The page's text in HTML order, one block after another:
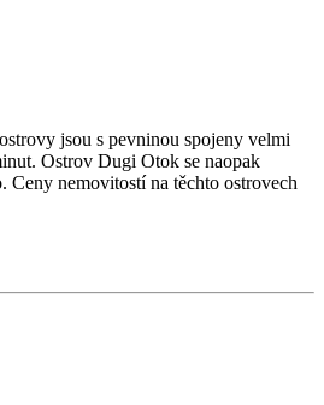
jsou s pevninou spojeny velmi
Ostrov Dugi Otok se naopak
Ceny nemovitostí na těchto ostrovech